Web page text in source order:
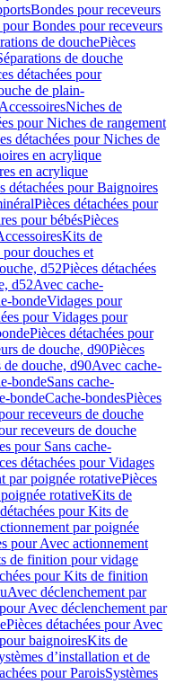
Bondes pour receveurs
pour Bondes pour receveurs
de douchePièces
de douche
détachées pour
de plain-
Niches de
pour Niches de rangement
détachées pour Niches de
en acrylique
en acrylique
détachées pour Baignoires
Pièces détachées pour
pour bébésPièces
Kits de
douches et
d52Pièces détachées
d52Avec cache-
bondeVidages pour
pour Vidages pour
Pièces détachées pour
de douche, d90Pièces
de douche, d90Avec cache-
bondeSans cache-
bondeCache-bondesPièces
receveurs de douche
receveurs de douche
pour Sans cache-
détachées pour Vidages
par poignée rotativePièces
rotativeKits de
pour Kits de
par poignée
pour Avec actionnement
de finition pour vidage
pour Kits de finition
Avec déclenchement par
Avec déclenchement par
Pièces détachées pour Avec
baignoiresKits de
d’installation et de
pour ParoisSystèmes